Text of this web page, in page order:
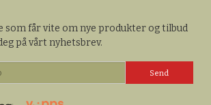
som får vite om nye produkter og tilbud
på vårt nyhetsbrev.